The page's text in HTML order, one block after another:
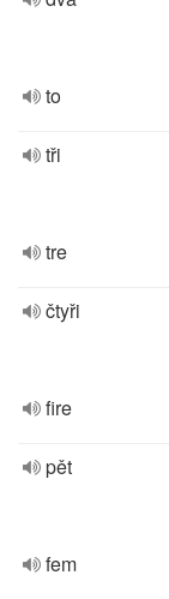
to
tři
tre
čtyři
fire
pět
fem